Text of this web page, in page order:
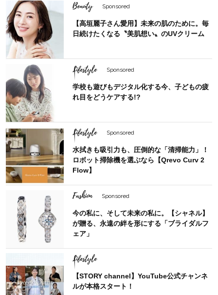
Beauty Sponsored
【高垣麗子さん愛用】未来の肌のために。毎
日続けたくなる〝美肌想い〟のUVクリーム
Lifestyle Sponsored
学校も遊びもデジタル化する今、子どもの疲
れ目をどうケアする!?
Lifestyle Sponsored
水拭きも吸引力も、圧倒的な「清掃能力」！
ロボット掃除機を選ぶなら【Qrevo Curv 2
Flow】
Fashion Sponsored
今の私に、そして未来の私に。【シャネル】
が贈る、永遠の絆を形にする「ブライダルフ
ェア」
Lifestyle
【STORY channel】YouTube公式チャンネ
ルが本格スタート！